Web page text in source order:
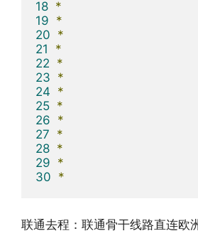
18 *
19 *
20 *
21
*
22 *
23 *
24 *
25 *
26 *
27 *
28 *
29 *
30 *
联通去程：联通骨干线路直连欧